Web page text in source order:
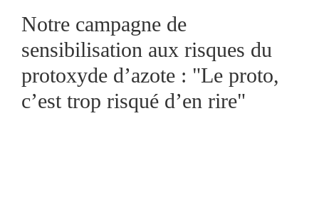
Notre campagne de
sensibilisation aux risques du
protoxyde d’azote : "Le proto,
c’est trop risqué d’en rire"